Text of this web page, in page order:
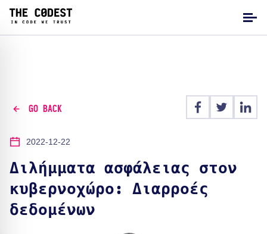
GO BACK
2022-12-22
Διλήμματα ασφάλειας στον
κυβερνοχώρο: Διαρροές
δεδομένων